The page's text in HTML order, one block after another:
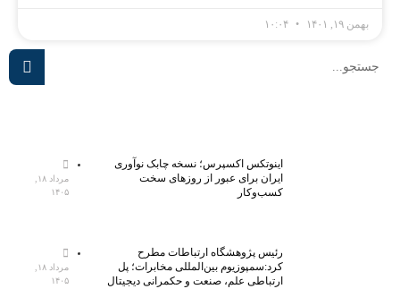
بهمن ۱۹, ۱۴۰۱
اینوتکس اکسپرس؛ نسخه چابک نوآوری
ایران برای عبور از روزهای سخت
کسب‌وکار
۱۴۰۵
رئیس پژوهشگاه ارتباطات مطرح
کرد:سمپوزیوم بین‌المللی مخابرات؛ پل
ارتباطی علم، صنعت و حکمرانی دیجیتال
۱۴۰۵